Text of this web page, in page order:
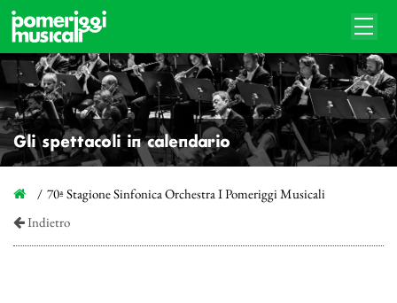
Gli spettacoli in calendario
70ª Stagione Sinfonica Orchestra I Pomeriggi Musicali
Indietro